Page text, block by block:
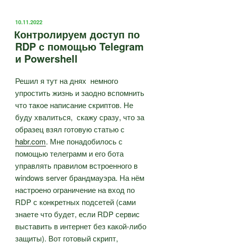
ОПУБЛИКОВАНО
10.11.2022
Контролируем доступ по
RDP с помощью Telegram
и Powershell
Решил я тут на днях немного
упростить жизнь и заодно вспомнить
что такое написание скриптов. Не
буду хвалиться, скажу сразу, что за
образец взял готовую статью с
habr.com. Мне понадобилось с
помощью телеграмм и его бота
управлять правилом встроенного в
windows server брандмауэра. На нём
настроено ограничение на вход по
RDP с конкретных подсетей (сами
знаете что будет, если RDP сервис
выставить в интернет без какой-либо
защиты). Вот готовый скрипт,